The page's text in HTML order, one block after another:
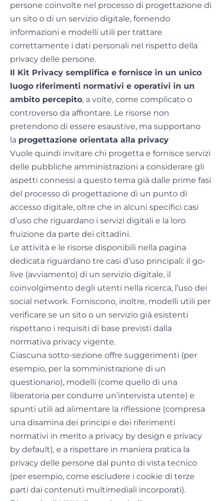
persone coinvolte nel processo di progettazione di
un sito o di un servizio digitale, fornendo
informazioni e modelli utili per trattare
correttamente i dati personali nel rispetto della
privacy delle persone.
Il Kit Privacy semplifica e fornisce in un unico
luogo riferimenti normativi e operativi in un
ambito percepito, a volte, come complicato o
controverso da affrontare. Le risorse non
pretendono di essere esaustive, ma supportano
la progettazione orientata alla privacy
Vuole quindi invitare chi progetta e fornisce servizi
delle pubbliche amministrazioni a considerare gli
aspetti connessi a questo tema già dalle prime fasi
del processo di progettazione di un punto di
accesso digitale, oltre che in alcuni specifici casi
d’uso che riguardano i servizi digitali e la loro
fruizione da parte dei cittadini.
Le attività e le risorse disponibili nella pagina
dedicata riguardano tre casi d’uso principali: il go-
live (avviamento) di un servizio digitale, il
coinvolgimento degli utenti nella ricerca, l’uso dei
social network. Forniscono, inoltre, modelli utili per
verificare se un sito o un servizio già esistenti
rispettano i requisiti di base previsti dalla
normativa privacy vigente.
Ciascuna sotto-sezione offre suggerimenti (per
esempio, per la somministrazione di un
questionario), modelli (come quello di una
liberatoria per condurre un’intervista utente) e
spunti utili ad alimentare la riflessione (compresa
una disamina dei principi e dei riferimenti
normativi in merito a privacy by design e privacy
by default), e a rispettare in maniera pratica la
privacy delle persone dal punto di vista tecnico
(per esempio, come escludere i cookie di terze
parti dai contenuti multimediali incorporati).